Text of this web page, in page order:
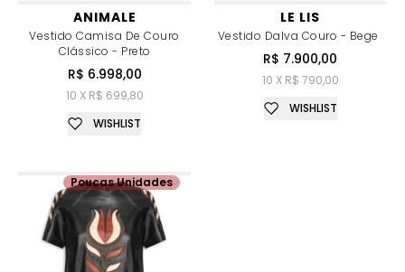
ANIMALE
Vestido Camisa De Couro
Clássico - Preto
R$ 6.998,00
10 X R$ 699,80
WISHLIST
LE LIS
Vestido Dalva Couro - Bege
R$ 7.900,00
10 X R$ 790,00
WISHLIST
Poucas Unidades